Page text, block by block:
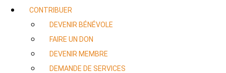
CONTRIBUER
DEVENIR BÉNÉVOLE
FAIRE UN DON
DEVENIR MEMBRE
DEMANDE DE SERVICES